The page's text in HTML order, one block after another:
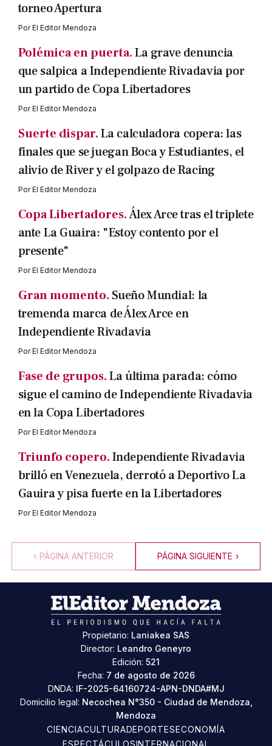
torneo Apertura
PorEl Editor Mendoza
Polémica en puerta.La grave denuncia
que salpica a Independiente Rivadavia por
un partido de Copa Libertadores
PorEl Editor Mendoza
Suerte dispar.La calculadora copera: las
finales que se juegan Boca y Estudiantes, el
alivio de River y el golpazo de Racing
PorEl Editor Mendoza
Copa Libertadores.Álex Arce tras el triplete
ante La Guaira: "Estoy contento por el
presente"
PorEl Editor Mendoza
Gran momento. Sueño Mundial: la
tremenda marca de Álex Arce en
Independiente Rivadavia
PorEl Editor Mendoza
Fase de grupos.La última parada: cómo
sigue el camino de Independiente Rivadavia
en la Copa Libertadores
PorEl Editor Mendoza
Triunfo copero.Independiente Rivadavia
brilló en Venezuela, derrotó a Deportivo La
Gauira y pisa fuerte en la Libertadores
PorEl Editor Mendoza
‹ PÁGINA ANTERIOR PÁGINA SIGUIENTE ›
Propietario: Laniakea SAS
Director: Leandro Geneyro
Edición: 521
Fecha: 7 de agosto de 2026
DNDA: IF-2025-64160724-APN-DNDA#MJ
Domicilio legal: Necochea N°350 - Ciudad de Mendoza,
Mendoza
CIENCIACULTURADEPORTESECONOMÍA
ESPECTÁCULOSINTERNACIONAL